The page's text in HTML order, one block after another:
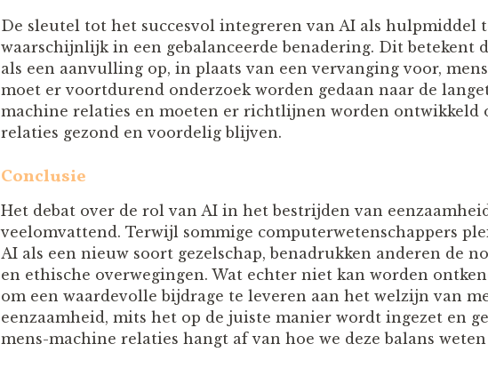
De sleutel tot het succesvol integreren van AI als hulpmiddel
waarschijnlijk in een gebalanceerde benadering. Dit betekent
als een aanvulling op, in plaats van een vervanging voor,
moet er voortdurend onderzoek worden gedaan naar de
machine relaties en moeten er richtlijnen worden ontwikkeld
relaties gezond en voordelig blijven.
Conclusie
Het debat over de rol van AI in het bestrijden van
veelomvattend. Terwijl sommige computerwetenschappers
AI als een nieuw soort gezelschap, benadrukken anderen de
en ethische overwegingen. Wat echter niet kan worden
om een waardevolle bijdrage te leveren aan het welzijn van
eenzaamheid, mits het op de juiste manier wordt ingezet en
mens-machine relaties hangt af van hoe we deze balans